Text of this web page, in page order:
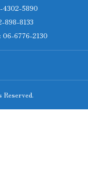
4302-5890
898-8133
06-6776-2130